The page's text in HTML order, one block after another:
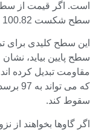
است. اگر قیمت از
سطح شکست 100.82 را دوباره آزمایش کند.
این سطح کلیدی برای
سطح پایین بیاید،
مقاومت تبدیل کرده
سقوط کند.
اگر گاوها بخواهند از